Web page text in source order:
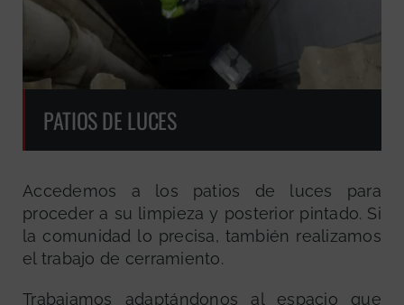
PATIOS DE LUCES
Accedemos a los patios de luces para
proceder a su limpieza y posterior pintado. Si
la comunidad lo precisa, también realizamos
el trabajo de cerramiento.
Trabajamos adaptándonos al espacio que